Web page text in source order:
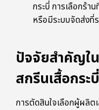
กระบี่ การเลือกร้า
หรือมีระบบจัดส่งที่
ปัจจัยสำคัญใน
สกรีนเสื้อกระบี่
การตัดสินใจเลือกผู้ผลิต